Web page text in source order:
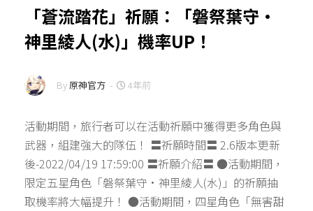
「蒼流踏花」祈願：「磐祭葉守·
神里綾人(水)」機率UP！
By原神官方 - 4年前
活動期間，旅行者可以在活動祈願中獲得更多角色與
武器，組建強大的隊伍！ 〓祈願時間〓 2.6版本更新
後-2022/04/19 17:59:00 〓祈願介紹〓 ●活動期間，
限定五星角色「磐祭葉守·神里綾人(水)」的祈願抽
取機率將大幅提升！ ●活動期間，四星角色「無害甜